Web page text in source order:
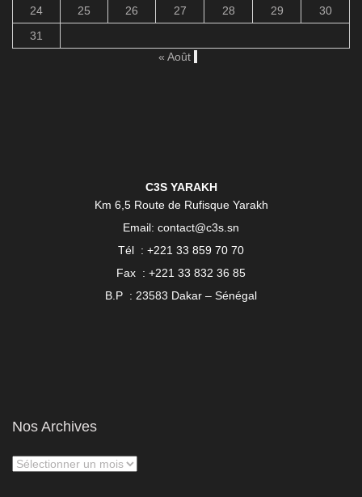
24
25 26 27 28 29
30
31
« Août
C3S YARAKH
Km 6,5 Route de Rufisque Yarakh
Email: contact@c3s.sn
Tél : +221 33 859 70 70
Fax : +221 33 832 36 85
B.P : 23583 Dakar – Sénégal
Nos Archives